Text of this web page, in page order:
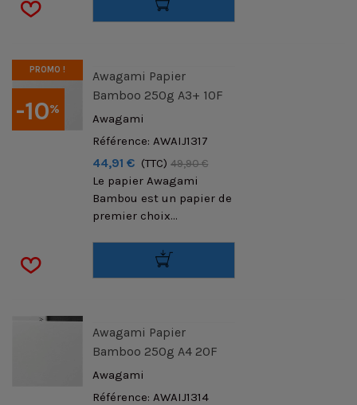
-10%
PROMO !
Awagami Papier
Bamboo 250g A3+ 10F
Awagami
Référence: AWAIJ1317
44,91 € (TTC) 49,90 €
Le papier Awagami
Bambou est un papier de
premier choix...
Awagami Papier
Bamboo 250g A4 20F
Awagami
Référence: AWAIJ1314